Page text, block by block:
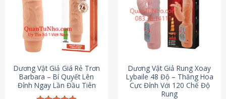
Dương Vật Giả Giá Rẻ Trơn
Barbara – Bí Quyết Lên
Đỉnh Ngay Lần Đầu Tiên
Dương Vật Giả Rung Xoay
Lybaile 48 Độ – Thăng Hoa
Cực Đỉnh Với 120 Chế Độ
Rung